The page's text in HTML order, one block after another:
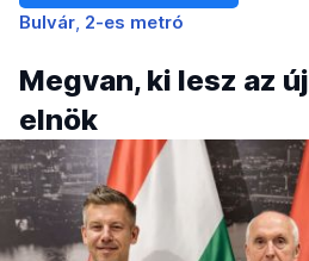
Bulvár 2-es metró
Megvan, ki lesz az
elnök